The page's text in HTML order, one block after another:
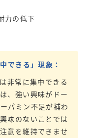
力の低下
できる」現象：
非常に集中できる
、強い興味がドー
パミン不足が補わ
味のないことでは
意を維持できませ